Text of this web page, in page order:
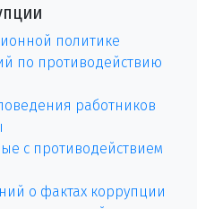
политике
по противодействию
работников
с противодействием
о фактах коррупции